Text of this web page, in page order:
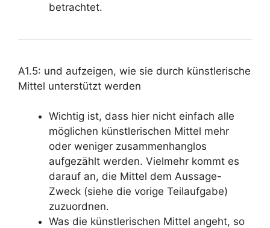
betrachtet.
A1.5: und aufzeigen, wie sie durch künstlerische
Mittel unterstützt werden
Wichtig ist, dass hier nicht einfach alle
möglichen künstlerischen Mittel mehr
oder weniger zusammenhanglos
aufgezählt werden. Vielmehr kommt es
darauf an, die Mittel dem Aussage-
Zweck (siehe die vorige Teilaufgabe)
zuzuordnen.
Was die künstlerischen Mittel angeht, so